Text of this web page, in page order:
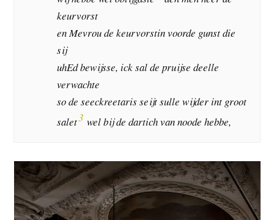
keurvorst
en Mevrou de keurvorstin voorde gunst die
sij
uhEd bewijsse, ick sal de pruijse deelle
verwachte
so de seeckreetaris seijt sulle wijder int groot
salet3 wel bij de dartich van noode hebbe,